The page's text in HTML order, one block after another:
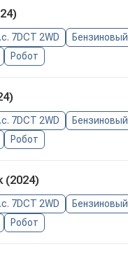
7DCT 2WD
Бензиновый
Робот
7DCT 2WD
Бензиновый
Робот
(2024)
7DCT 2WD
Бензиновый
Робот